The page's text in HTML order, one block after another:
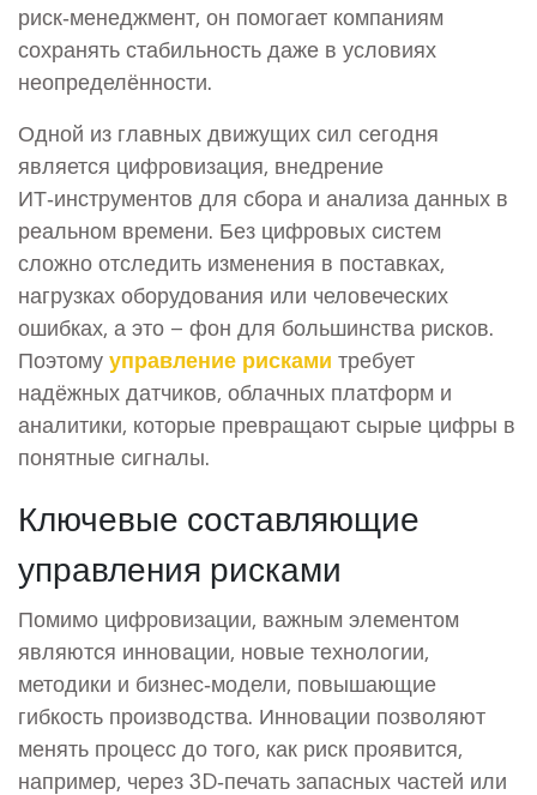
риск‑менеджмент, он помогает компаниям
сохранять стабильность даже в условиях
неопределённости.
Одной из главных движущих сил сегодня
является цифровизация, внедрение
ИТ‑инструментов для сбора и анализа данных в
реальном времени. Без цифровых систем
сложно отследить изменения в поставках,
нагрузках оборудования или человеческих
ошибках, а это – фон для большинства рисков.
Поэтому управление рисками требует
надёжных датчиков, облачных платформ и
аналитики, которые превращают сырые цифры в
понятные сигналы.
Ключевые составляющие
управления рисками
Помимо цифровизации, важным элементом
являются инновации, новые технологии,
методики и бизнес‑модели, повышающие
гибкость производства. Инновации позволяют
менять процесс до того, как риск проявится,
например, через 3D‑печать запасных частей или